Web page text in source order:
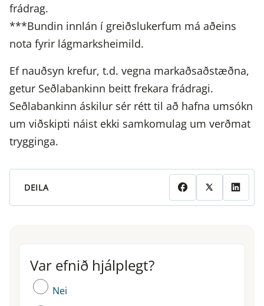
frádrag.
***Bundin innlán í greiðslukerfum má aðeins
nota fyrir lágmarksheimild.
Ef nauðsyn krefur, t.d. vegna markaðsaðstæðna,
getur Seðlabankinn beitt frekara frádragi.
Seðlabankinn áskilur sér rétt til að hafna umsókn
um viðskipti náist ekki samkomulag um verðmat
trygginga.
DEILA
Var efnið hjálplegt?
Var efnið hjálplegt?
Nei